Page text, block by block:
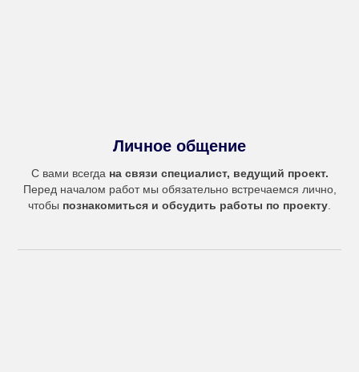
Личное общение
С вами всегда на связи специалист, ведущий проект.
Перед началом работ мы обязательно встречаемся лично,
чтобы познакомиться и обсудить работы по проекту